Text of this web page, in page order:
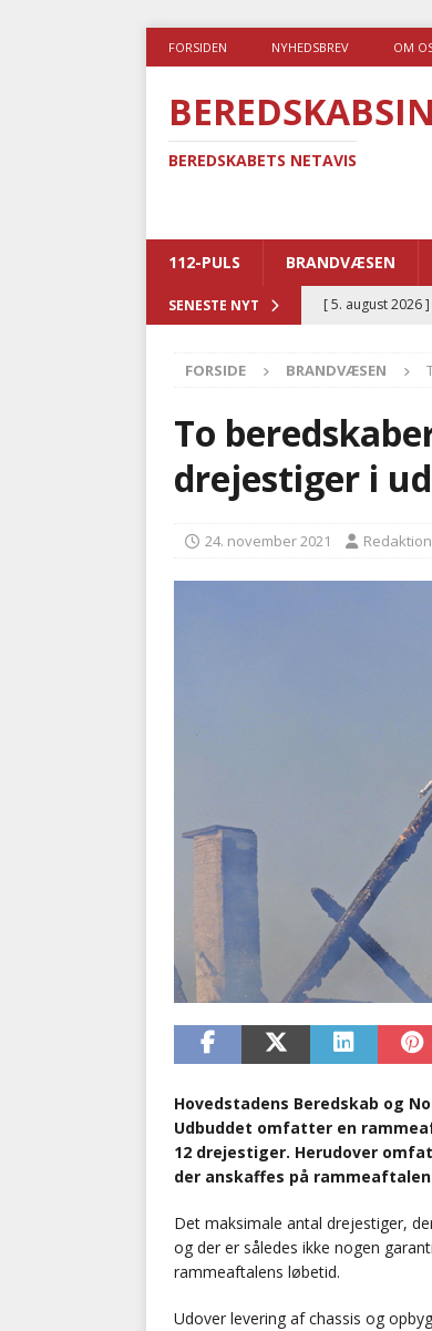
FORSIDEN NYHEDSBREV OM
BEREDSKABETS NETAVIS
112-PULS BRANDVÆSEN
SENESTE NYT [ 5. august 2026 ]
[ 5. august 2026 ]
[ 4. august 2026 ]
[ 4. august 2026 ]
kriminalitet
FORSIDE BRANDVÆSEN
To
drejestiger i
24. november 2021
Hovedstadens Beredskab og
Udbuddet omfatter en
12 drejestiger. Herudover
der anskaffes på
Det maksimale antal drejestiger,
og der er således ikke nogen
rammeaftalens løbetid.
Udover levering af chassis og